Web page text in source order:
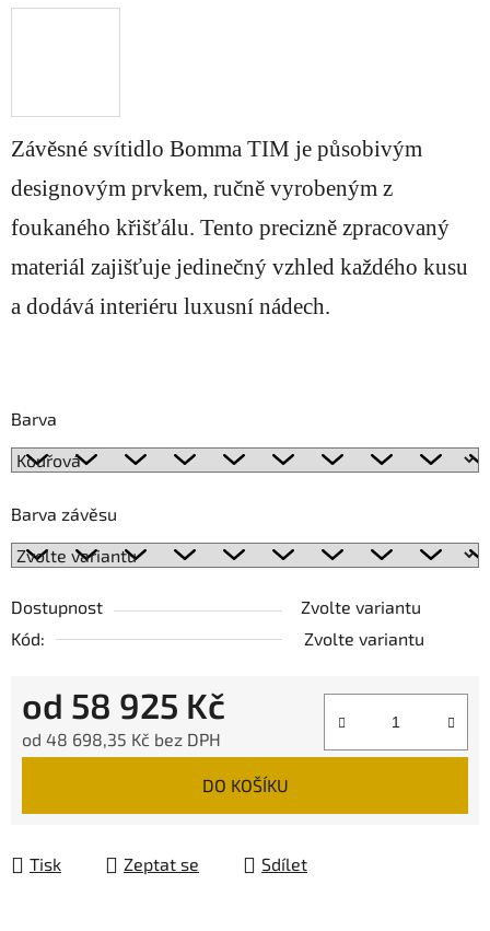
Závěsné svítidlo Bomma TIM je působivým
designovým prvkem, ručně vyrobeným z
foukaného křišťálu. Tento precizně zpracovaný
materiál zajišťuje jedinečný vzhled každého kusu
a dodává interiéru luxusní nádech.
Barva
Barva závěsu
Dostupnost
Zvolte variantu
Kód:
Zvolte variantu
od 58 925 Kč
od 48 698,35 Kč bez DPH
DO KOŠÍKU
Tisk Zeptat se Sdílet